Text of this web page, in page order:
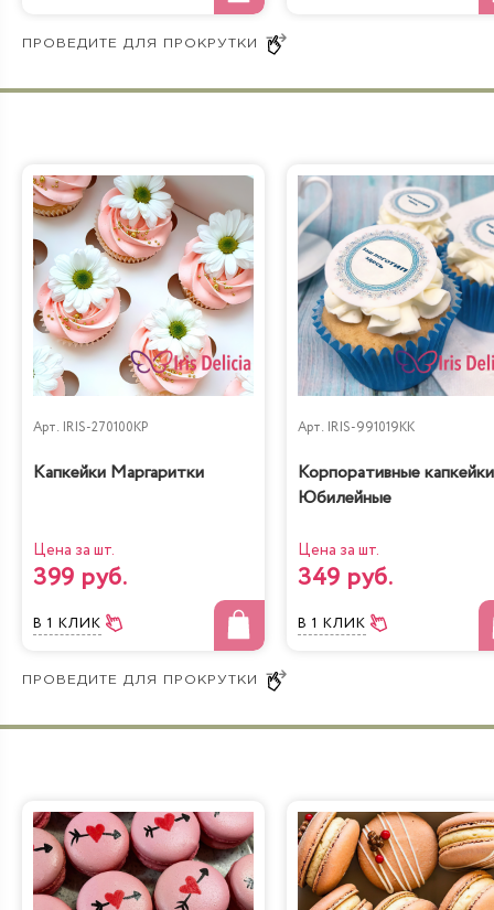
Йогуртовый с
Чизкейк
Лимонно-Маковый
Кейк
Жареный шоколад-
Сказка Тирамису
Арт. IRIS-270100KP
Капкейки Маргаритки
Цена за шт.
399 руб.
В 1 КЛИК
Арт. IRIS-991019KK
Корпоративные капкейки
Юбилейные
Цена за шт.
349 руб.
В 1 КЛИК